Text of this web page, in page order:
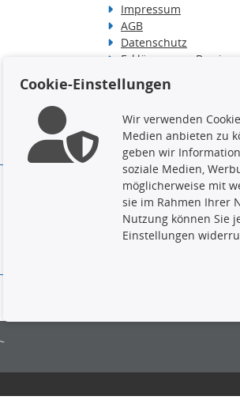
Impressum
AGB
Datenschutz
Erklärung zur
Hilfe / Alt-Öl / Batterien
Widerrufsbelehrung
Die hier angezeigten Daten,
gesamte Datenbank ohne vorherige
ausführen zu lassen. Ein
Cookie-Einstellungen
Wir verwenden
Medien anbieten zu
geben wir
soziale Medien,
möglicherweise mit
sie im Rahmen Ihrer
Nutzung können Sie
Einstellungen